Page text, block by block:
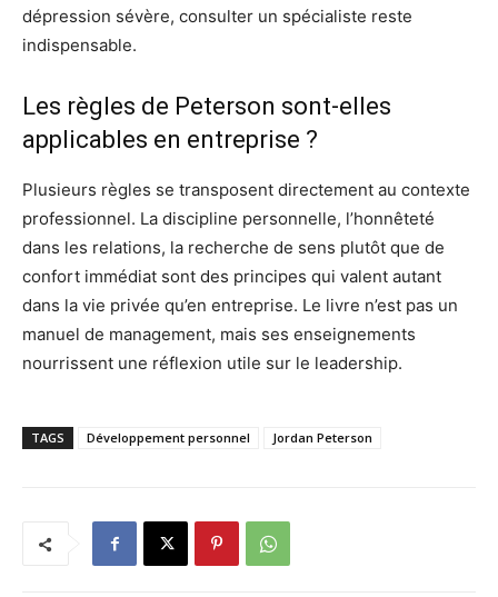
dépression sévère, consulter un spécialiste reste
indispensable.
Les règles de Peterson sont-elles
applicables en entreprise ?
Plusieurs règles se transposent directement au contexte
professionnel. La discipline personnelle, l’honnêteté
dans les relations, la recherche de sens plutôt que de
confort immédiat sont des principes qui valent autant
dans la vie privée qu’en entreprise. Le livre n’est pas un
manuel de management, mais ses enseignements
nourrissent une réflexion utile sur le leadership.
TAGS Développement personnel Jordan Peterson